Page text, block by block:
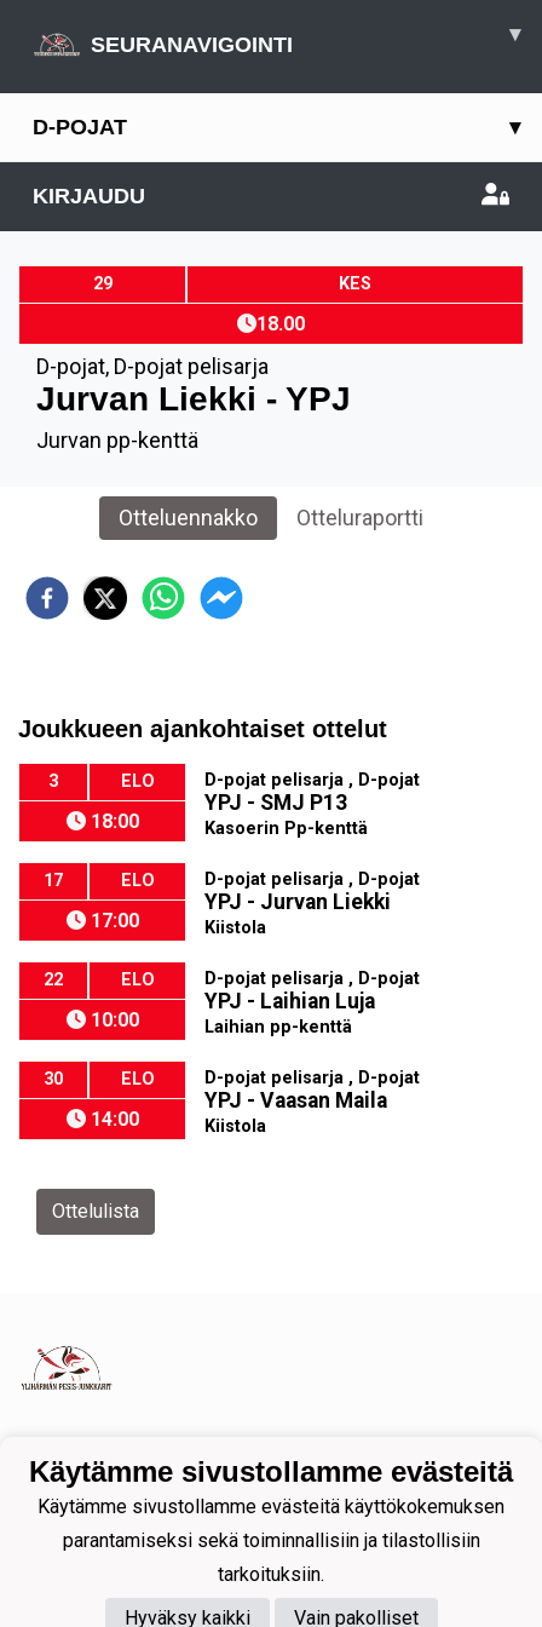
SEURANAVIGOINTI ▾
D-POJAT ▾
KIRJAUDU
29 KES
18.00
D-pojat, D-pojat pelisarja
Jurvan Liekki - YPJ
Jurvan pp-kenttä
Otteluennakko Otteluraportti
Joukkueen ajankohtaiset ottelut
3 ELO
18:00
D-pojat pelisarja , D-pojat
YPJ - SMJ P13
Kasoerin Pp-kenttä
17 ELO
17:00
D-pojat pelisarja , D-pojat
YPJ - Jurvan Liekki
Kiistola
22 ELO
10:00
D-pojat pelisarja , D-pojat
YPJ - Laihian Luja
Laihian pp-kenttä
30 ELO
14:00
D-pojat pelisarja , D-pojat
YPJ - Vaasan Maila
Kiistola
Ottelulista
Käytämme sivustollamme evästeitä
Käytämme sivustollamme evästeitä käyttökokemuksen
parantamiseksi sekä toiminnallisiin ja tilastollisiin
tarkoituksiin.
Hyväksy kaikki
Vain pakolliset